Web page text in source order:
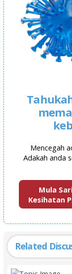
Mencegah
Adakah anda
Mula
Kesihatan
Related